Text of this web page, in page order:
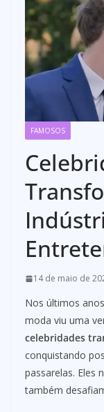
FAMOSOS
14 de maio de
Nos últimos
moda viu uma
celebridades
conquistando
passarelas. Eles
também